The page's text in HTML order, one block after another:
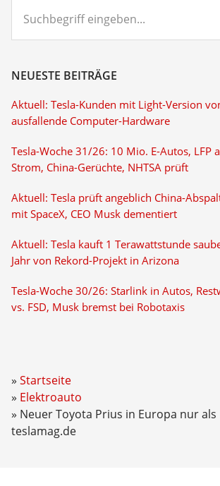
eingeben...
NEUESTE BEITRÄGE
Aktuell: Tesla-Kunden mit Light-Version
ausfallende Computer-Hardware
Tesla-Woche 31/26: 10 Mio. E-Autos, LFP
Strom, China-Gerüchte, NHTSA prüft
Aktuell: Tesla prüft angeblich China-
mit SpaceX, CEO Musk dementiert
Aktuell: Tesla kauft 1 Terawattstunde
Jahr von Rekord-Projekt in Arizona
Tesla-Woche 30/26: Starlink in Autos,
vs. FSD, Musk bremst bei Robotaxis
Startseite
Elektroauto
Neuer Toyota Prius in Europa nur
teslamag.de